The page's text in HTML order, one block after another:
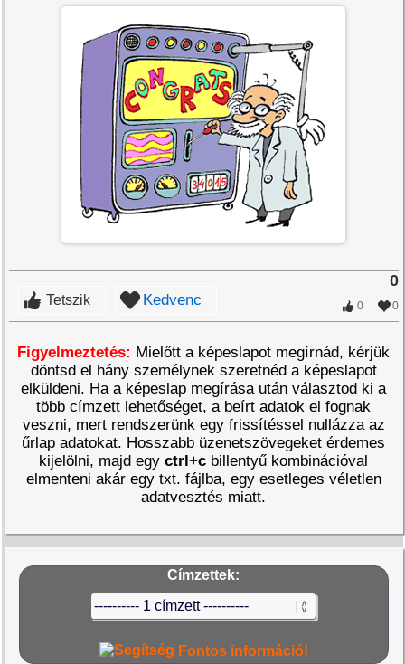
Tetszik Kedvenc
0
0
0
Figyelmeztetés: Mielőtt a képeslapot megírnád, kérjük
döntsd el hány személynek szeretnéd a képeslapot
elküldeni. Ha a képeslap megírása után választod ki a
több címzett lehetőséget, a beírt adatok el fognak
veszni, mert rendszerünk egy frissítéssel nullázza az
űrlap adatokat. Hosszabb üzenetszövegeket érdemes
kijelölni, majd egyctrl+c billentyű kombinációval
elmenteni akár egy txt. fájlba, egy esetleges véletlen
adatvesztés miatt.
Címzettek:
Fontos információ!